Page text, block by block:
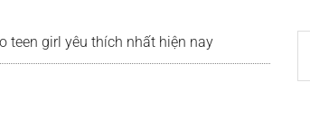
teen girl yêu thích nhất hiện nay